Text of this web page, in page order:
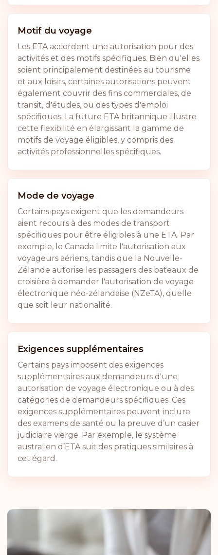
Motif du voyage
Les ETA accordent une autorisation pour des
activités et des motifs spécifiques. Bien qu'elles
soient principalement destinées au tourisme
et aux loisirs, certaines autorisations peuvent
également couvrir des fins commerciales, de
transit, d'études, ou des types d'emploi
spécifiques. La future ETA britannique illustre
cette flexibilité en élargissant la gamme de
motifs de voyage éligibles, y compris des
activités professionnelles spécifiques.
Mode de voyage
Certains pays exigent que les demandeurs
aient recours à des modes de transport
spécifiques pour être éligibles à une ETA. Par
exemple, le Canada limite l'autorisation aux
voyageurs aériens, tandis que la Nouvelle-
Zélande autorise les passagers des bateaux de
croisière à demander l'autorisation de voyage
électronique néo-zélandaise (NZeTA), quelle
que soit leur nationalité.
Exigences supplémentaires
Certains pays imposent des exigences
supplémentaires aux demandeurs d'une
autorisation de voyage électronique ou à des
catégories de demandeurs spécifiques. Ces
exigences supplémentaires peuvent inclure
des examens de santé ou la preuve d’un casier
judiciaire vierge. Par exemple, le système
australien d’ETA suit des pratiques similaires à
cet égard.